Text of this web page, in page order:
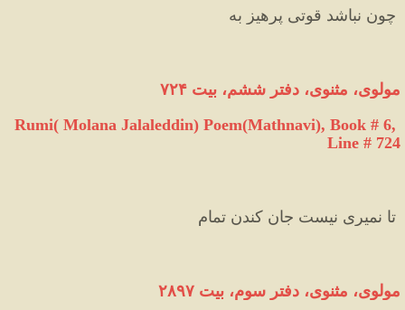
چون نباشد قوتی پرهیز به
مولوی، مثنوی، دفتر ششم، بیت ۷۲۴
Rumi( Molana Jalaleddin) Poem(Mathnavi), Book # 6,
Line # 724
تا نمیری نیست جان کندن تمام
مولوی، مثنوی، دفتر سوم، بیت ۲۸۹۷